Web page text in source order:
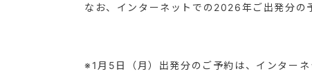
なお、インターネットでの2026年ご出発分の
※1月5日（月）出発分のご予約は、インター